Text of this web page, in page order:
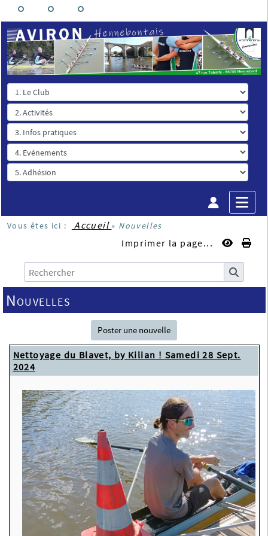
Vous êtes ici : Accueil » Nouvelles
Imprimer la page...
Nouvelles
Poster une nouvelle
Nettoyage du Blavet, by Kilian ! Samedi 28 Sept.
2024